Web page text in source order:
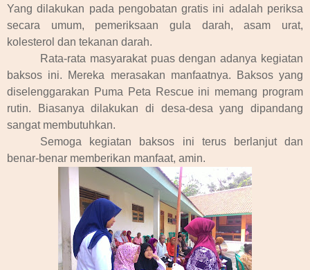
Yang dilakukan pada pengobatan gratis ini adalah periksa
secara umum, pemeriksaan gula darah, asam urat,
kolesterol dan tekanan darah.
Rata-rata masyarakat puas dengan adanya kegiatan
baksos ini. Mereka merasakan manfaatnya. Baksos yang
diselenggarakan Puma Peta Rescue ini memang program
rutin. Biasanya dilakukan di desa-desa yang dipandang
sangat membutuhkan.
Semoga kegiatan baksos ini terus berlanjut dan
benar-benar memberikan manfaat, amin.